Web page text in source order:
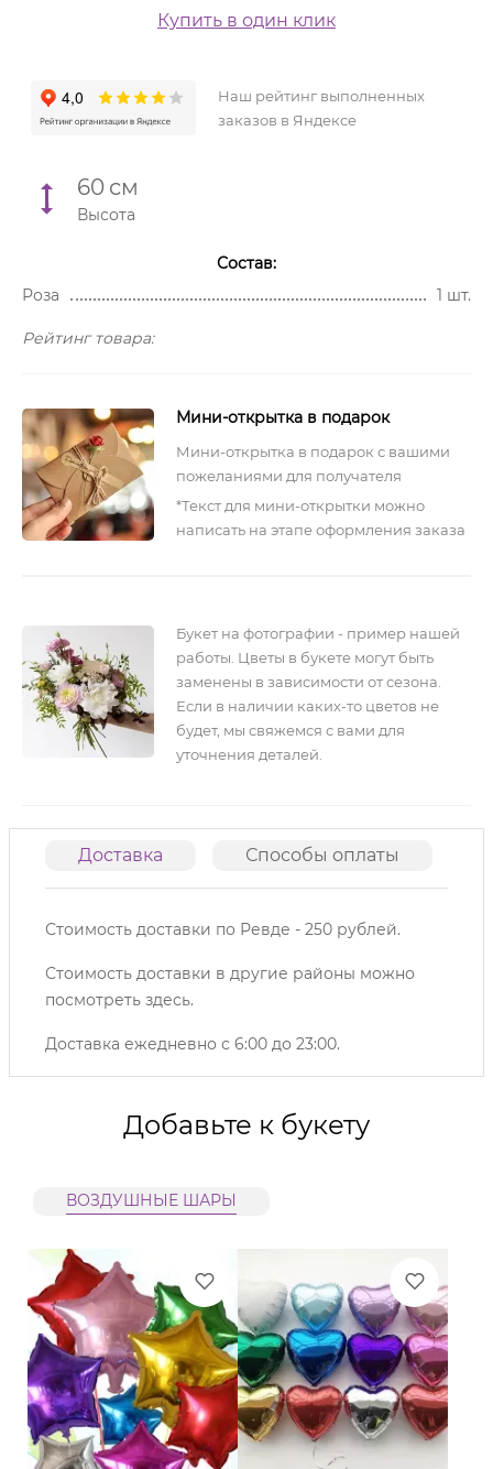
Купить в один клик
Наш рейтинг выполненных
заказов в Яндексе
60 см
Высота
Состав:
Роза
1 шт.
Рейтинг товара:
Мини-открытка в подарок
Мини-открытка в подарок с вашими
пожеланиями для получателя
*Текст для мини-открытки можно
написать на этапе оформления заказа
Букет на фотографии - пример нашей
работы. Цветы в букете могут быть
заменены в зависимости от сезона.
Если в наличии каких-то цветов не
будет, мы свяжемся с вами для
уточнения деталей.
Доставка Способы оплаты
Стоимость доставки по Ревде - 250 рублей.
Стоимость доставки в другие районы можно
посмотреть здесь.
Доставка ежедневно с 6:00 до 23:00.
Добавьте к букету
ВОЗДУШНЫЕ ШАРЫ